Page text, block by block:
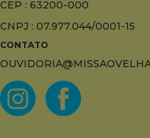
CEP : 63200-000
CNPJ : 07.977.044/0001-15
CONTATO